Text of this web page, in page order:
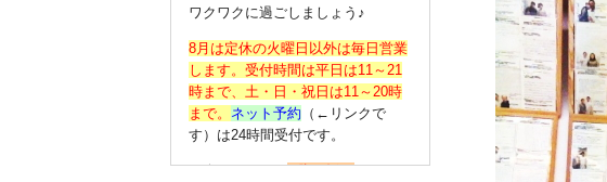
ワクワクに過ごしましょう♪
8月は定休の火曜日以外は毎日営業
します。受付時間は平日は11～21
時まで、土・日・祝日は11～20時
まで。 ネット予約 （←リンクで
す）は24時間受付です。
☆今のうちからО脚の矯正（←リン